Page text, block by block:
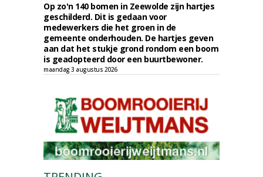
Op zo'n 140 bomen in Zeewolde zijn hartjes
geschilderd. Dit is gedaan voor
medewerkers die het groen in de
gemeente onderhouden. De hartjes geven
aan dat het stukje grond rondom een boom
is geadopteerd door een buurtbewoner.
maandag 3 augustus 2026